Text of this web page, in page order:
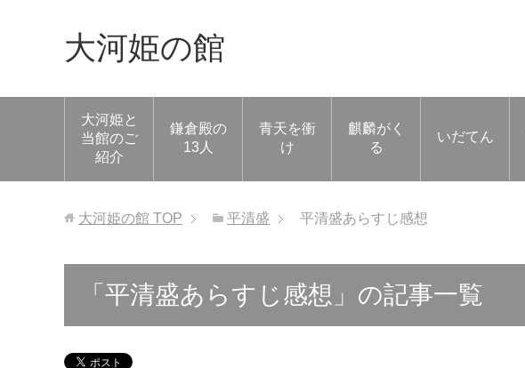
大河姫の館
大河姫と
当館のご
紹介
鎌倉殿の
13人
青天を衝
け
麒麟がく
る
いだてん
大河姫の館 TOP 平清盛 平清盛あらすじ感想
「平清盛あらすじ感想」の記事一覧